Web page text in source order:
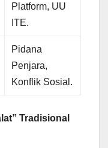
Platform, UU
ITE.
Pidana
Penjara,
Konflik Sosial.
Tradisional